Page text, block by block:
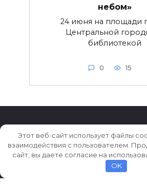
небом»
24 июня на площади
Центральной
библиотекой
0 15
© 2026 Истории ★ Новости ★
Этот веб-сайт использует файлы
взаимодействия с пользователем.
сайт, вы даете согласие на
OK